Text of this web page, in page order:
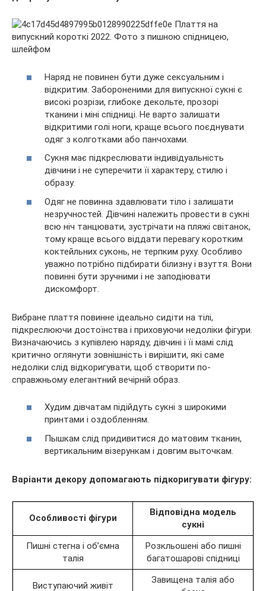
Наряд не повинен бути дуже сексуальним і
відкритим. Забороненими для випускної сукні є
високі розрізи, глибоке декольте, прозорі
тканини і міні спідниці. Не варто залишати
відкритими голі ноги, краще всього поєднувати
одяг з колготками або панчохами.
Сукня має підкреслювати індивідуальність
дівчини і не суперечити її характеру, стилю і
образу.
Одяг не повинна здавлювати тіло і залишати
незручностей. Дівчині належить провести в сукні
всю ніч танцювати, зустрічати на пляжі світанок,
тому краще всього віддати перевагу коротким
коктейльних суконь, не терпким руху. Особливо
уважно потрібно підбирати білизну і взуття. Вони
повинні бути зручними і не заподіювати
дискомфорт.
Вибране плаття повинне ідеально сидіти на тілі,
підкреслюючи достоїнства і приховуючи недоліки фігури.
Визначаючись з купівлею наряду, дівчині і її мамі слід
критично оглянути зовнішність і вирішити, які саме
недоліки слід відкоригувати, щоб створити по-
справжньому елегантний вечірній образ.
Худим дівчатам підійдуть сукні з широкими
принтами і оздобленням.
Пышкам слід придивитися до матовим тканин,
вертикальним візерункам і довгим выточкам.
Варіанти декору допомагають підкоригувати фігуру:
Особливості фігури
Відповідна модель
сукні
Пишні стегна і об’ємна
талія
Розкльошені або пишні
багатошарові спідниці
Виступаючий живіт
Завищена талія або